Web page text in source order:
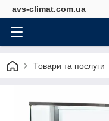
avs-climat.com.ua
Товари та послуги